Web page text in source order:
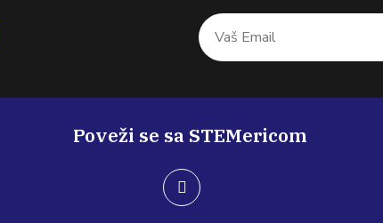
Poveži se sa STEMericom